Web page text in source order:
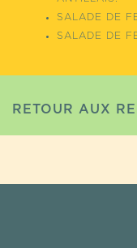
SALADE DE
SALADE DE
RETOUR AUX